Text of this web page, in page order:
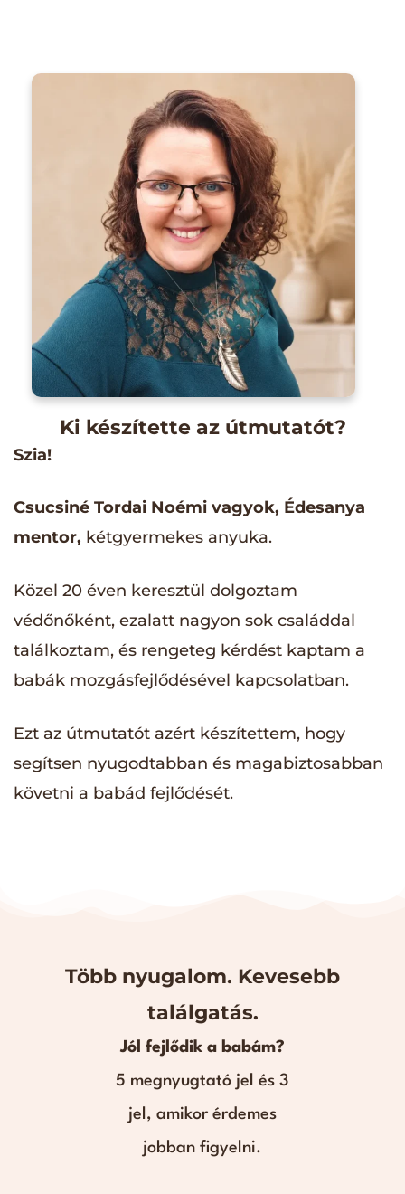
Ki készítette az útmutatót?
Szia!
Csucsiné Tordai Noémi vagyok, Édesanya
mentor, kétgyermekes anyuka.
Közel 20 éven keresztül dolgoztam
védőnőként, ezalatt nagyon sok családdal
találkoztam, és rengeteg kérdést kaptam a
babák mozgásfejlődésével kapcsolatban.
Ezt az útmutatót azért készítettem, hogy
segítsen nyugodtabban és magabiztosabban
követni a babád fejlődését.
Több nyugalom. Kevesebb
találgatás.
Jól fejlődik a babám?
5 megnyugtató jel és 3
jel, amikor érdemes
jobban figyelni.